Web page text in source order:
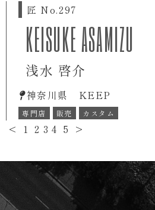
匠 No.297
KEISUKE ASAMIZU
浅水 啓介
神奈川県 KEEP
専門店 販売 カスタム
< 1 2 3 4 5 >